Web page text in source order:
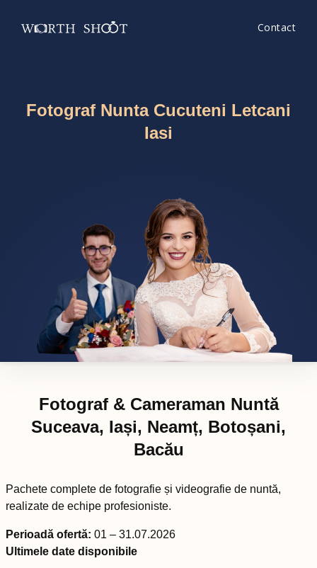
Contact
Fotograf Nunta Cucuteni Letcani
Iasi
Fotograf & Cameraman Nuntă
Suceava, Iași, Neamț, Botoșani,
Bacău
Pachete complete de fotografie și videografie de nuntă,
realizate de echipe profesioniste.
Perioadă ofertă: 01 – 31.07.2026
Ultimele date disponibile